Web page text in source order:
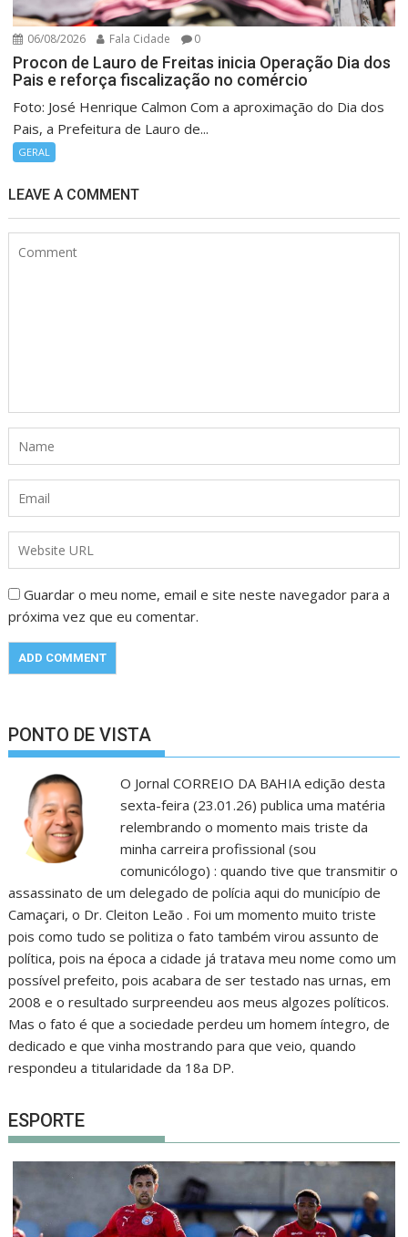
06/08/2026 Fala Cidade 0
Procon de Lauro de Freitas inicia Operação Dia dos
Pais e reforça fiscalização no comércio
Foto: José Henrique Calmon Com a aproximação do Dia dos
Pais, a Prefeitura de Lauro de...
GERAL
LEAVE A COMMENT
Guardar o meu nome, email e site neste navegador para a
próxima vez que eu comentar.
PONTO DE VISTA
O Jornal CORREIO DA BAHIA edição desta
sexta-feira (23.01.26) publica uma matéria
relembrando o momento mais triste da
minha carreira profissional (sou
comunicólogo) : quando tive que transmitir o
assassinato de um delegado de polícia aqui do município de
Camaçari, o Dr. Cleiton Leão . Foi um momento muito triste
pois como tudo se politiza o fato também virou assunto de
política, pois na época a cidade já tratava meu nome como um
possível prefeito, pois acabara de ser testado nas urnas, em
2008 e o resultado surpreendeu aos meus algozes políticos.
Mas o fato é que a sociedade perdeu um homem íntegro, de
dedicado e que vinha mostrando para que veio, quando
respondeu a titularidade da 18a DP.
ESPORTE